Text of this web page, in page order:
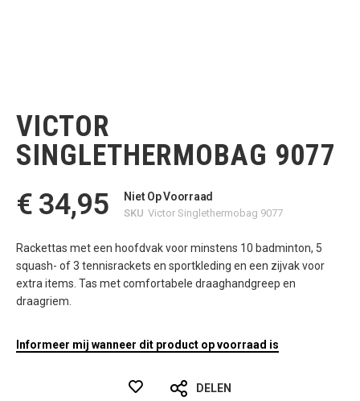
begin
van
de
afbeeldingen-
VICTOR
SINGLETHERMOBAG 9077
€ 34,95
Niet Op Voorraad
SKU Victor Singlethermobag 9077
Rackettas met een hoofdvak voor minstens 10 badminton, 5
squash- of 3 tennisrackets en sportkleding en een zijvak voor
extra items. Tas met comfortabele draaghandgreep en
draagriem.
Informeer mij wanneer dit product op voorraad is
DELEN